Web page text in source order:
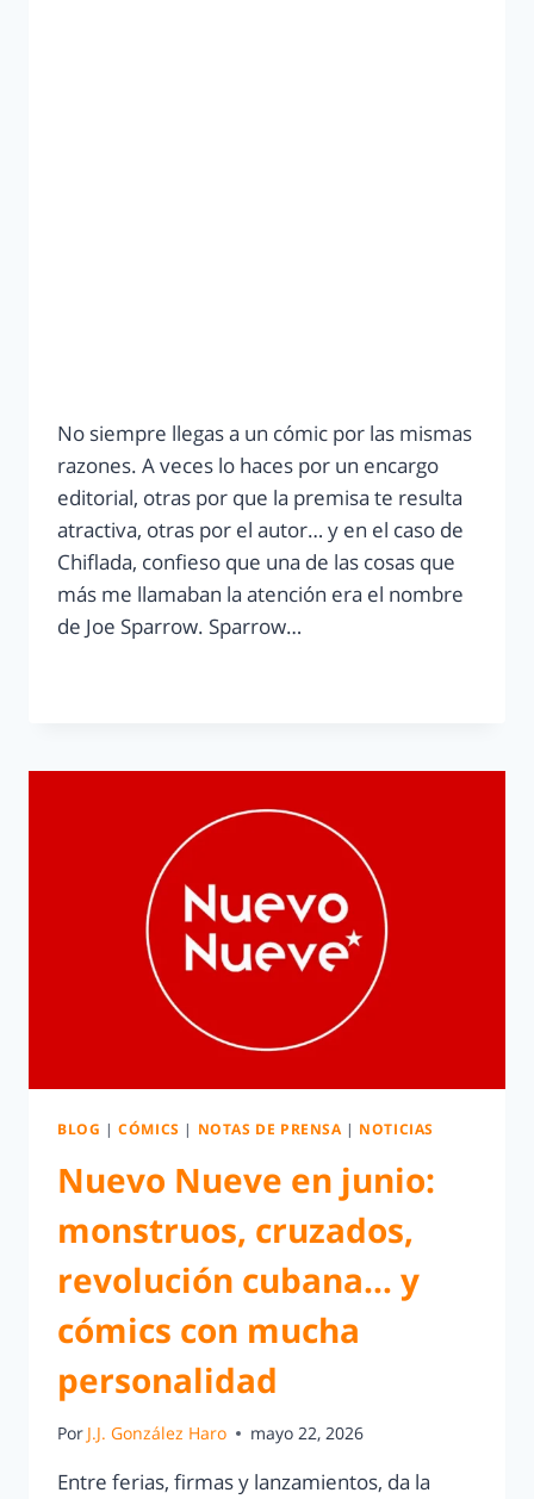
No siempre llegas a un cómic por las mismas
razones. A veces lo haces por un encargo
editorial, otras por que la premisa te resulta
atractiva, otras por el autor… y en el caso de
Chiflada, confieso que una de las cosas que
más me llamaban la atención era el nombre
de Joe Sparrow. Sparrow…
BLOG |CÓMICS | NOTAS DE PRENSA | NOTICIAS
Nuevo Nueve en junio:
monstruos, cruzados,
revolución cubana… y
cómics con mucha
personalidad
Por J.J. González Haro mayo 22, 2026
Entre ferias, firmas y lanzamientos, da la